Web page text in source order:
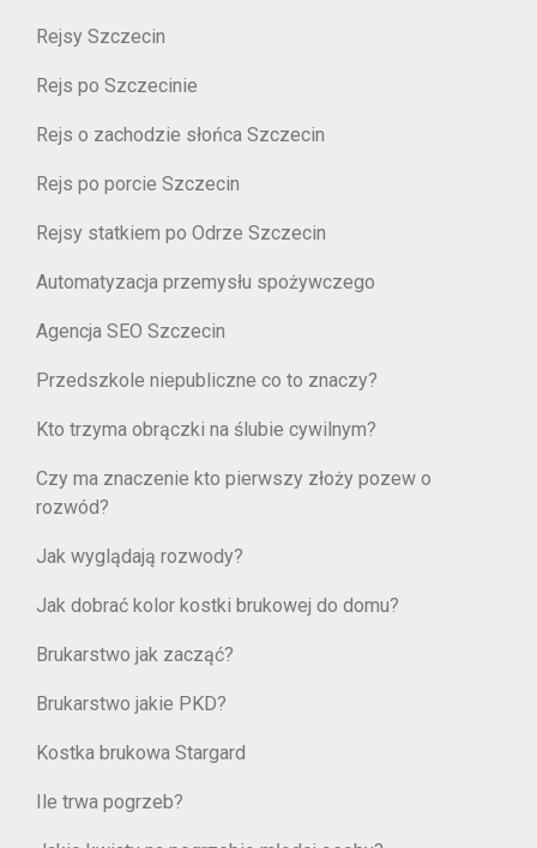
Rejsy Szczecin
Rejs po Szczecinie
Rejs o zachodzie słońca Szczecin
Rejs po porcie Szczecin
Rejsy statkiem po Odrze Szczecin
Automatyzacja przemysłu spożywczego
Agencja SEO Szczecin
Przedszkole niepubliczne co to znaczy?
Kto trzyma obrączki na ślubie cywilnym?
Czy ma znaczenie kto pierwszy złoży pozew o
rozwód?
Jak wyglądają rozwody?
Jak dobrać kolor kostki brukowej do domu?
Brukarstwo jak zacząć?
Brukarstwo jakie PKD?
Kostka brukowa Stargard
Ile trwa pogrzeb?